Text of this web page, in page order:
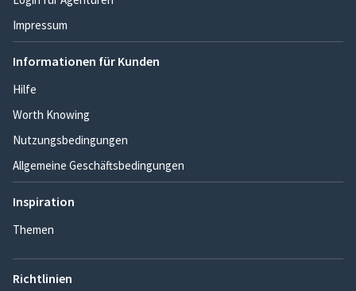
Impressum
Informationen für Kunden
Hilfe
Worth Knowing
Nutzungsbedingungen
Allgemeine Geschäftsbedingungen
Inspiration
Themen
Richtlinien